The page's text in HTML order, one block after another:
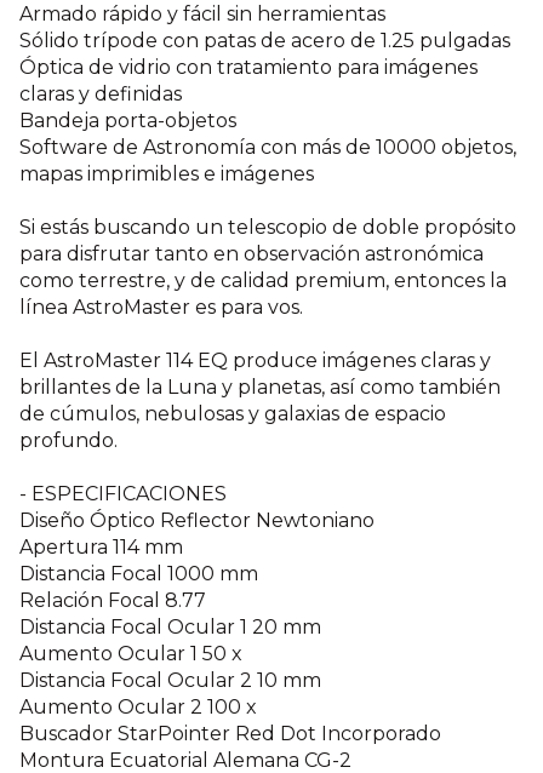
Armado rápido y fácil sin herramientas
Sólido trípode con patas de acero de 1.25 pulgadas
Óptica de vidrio con tratamiento para imágenes
claras y definidas
Bandeja porta-objetos
Software de Astronomía con más de 10000 objetos,
mapas imprimibles e imágenes
Si estás buscando un telescopio de doble propósito
para disfrutar tanto en observación astronómica
como terrestre, y de calidad premium, entonces la
línea AstroMaster es para vos.
El AstroMaster 114 EQ produce imágenes claras y
brillantes de la Luna y planetas, así como también
de cúmulos, nebulosas y galaxias de espacio
profundo.
- ESPECIFICACIONES
Diseño Óptico Reflector Newtoniano
Apertura 114 mm
Distancia Focal 1000 mm
Relación Focal 8.77
Distancia Focal Ocular 1 20 mm
Aumento Ocular 1 50 x
Distancia Focal Ocular 2 10 mm
Aumento Ocular 2 100 x
Buscador StarPointer Red Dot Incorporado
Montura Ecuatorial Alemana CG-2